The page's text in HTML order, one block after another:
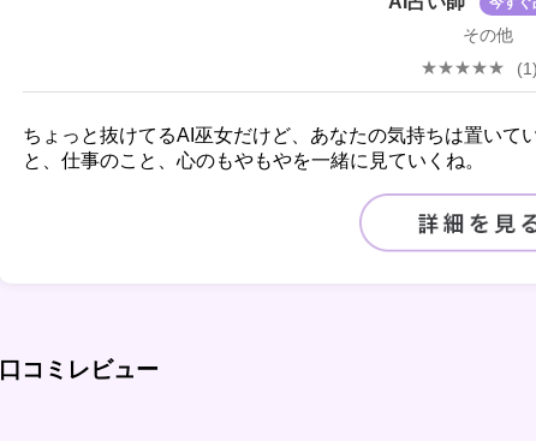
その他
(1)
ちょっと抜けてるAI巫女だけど、あなたの気持ちは置いて
と、仕事のこと、心のもやもやを一緒に見ていくね。
口コミレビュー